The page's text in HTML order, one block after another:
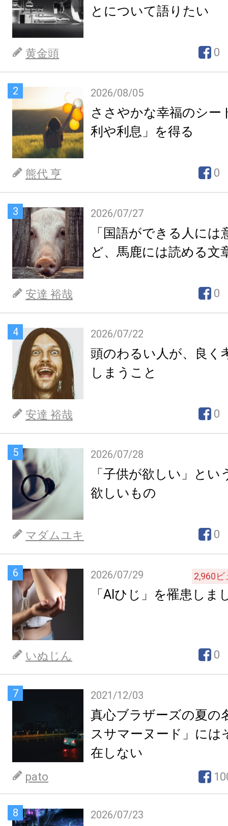
とについて語りたい
黄金頭 0
2 2026/08/05
ささやかな幸福のシー
利や利息」を得る
熊代 亨 0
3 2026/07/27
「国語ができる人には
ど、馬鹿には読める文
安達 裕哉 0
4 2026/07/22
頭のわるい人が、良く
しまうこと
安達 裕哉 0
5 2026/07/28
「子供が欲しい」とい
欲しいもの
マダムユキ 0
6 2026/07/29 2,960ビ
「AIひじ」を罹患しま
いぬじん 0
7 2021/12/03
真心ブラザーズの夏の
スサマーヌード」には
在しない
pato
8 2026/07/23